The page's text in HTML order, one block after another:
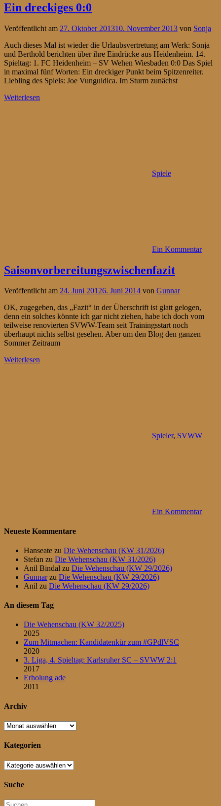
Ein dreckiges 0:0
Veröffentlicht am 27. Oktober 201310. November 2013 von Sonja
Auch dieses Mal ist wieder die Urlaubsvertretung am Werk: Sonja
und Berthold berichten über ihre Eindrücke aus Heidenheim. 14.
Spieltag: 1. FC Heidenheim – SV Wehen Wiesbaden 0:0 Das Spiel
in maximal fünf Worten: Ein dreckiger Punkt beim Spitzenreiter.
Liebling des Spiels: Joe Vunguidica. Im Sturm zunächst
Weiterlesen
Spiele
Ein Kommentar
Saisonvorbereitungszwischenfazit
Veröffentlicht am 24. Juni 20126. Juni 2014 von Gunnar
OK, zugegeben, das „Fazit“ in der Überschrift ist glatt gelogen,
denn ein solches könnte ich gar nicht ziehen, habe ich doch vom
teilweise renovierten SVWW-Team seit Trainingsstart noch
überhaupt nichts selbst gesehen. Aber um den Blog den ganzen
Sommer Zeitraum
Weiterlesen
Spieler, SVWW
Ein Kommentar
Neueste Kommentare
Hanseate zu Die Wehenschau (KW 31/2026)
Stefan zu Die Wehenschau (KW 31/2026)
Anil Bindal zu Die Wehenschau (KW 29/2026)
Gunnarzu Die Wehenschau (KW 29/2026)
Anil zu Die Wehenschau (KW 29/2026)
An diesem Tag
Die Wehenschau (KW 32/2025)
2025
Zum Mitmachen: Kandidatenkür zum #GPdlVSC
2020
3. Liga, 4. Spieltag: Karlsruher SC – SVWW 2:1
2017
Erholung ade
2011
Archiv
Archiv
Kategorien
Kategorien
Suche
Suchen